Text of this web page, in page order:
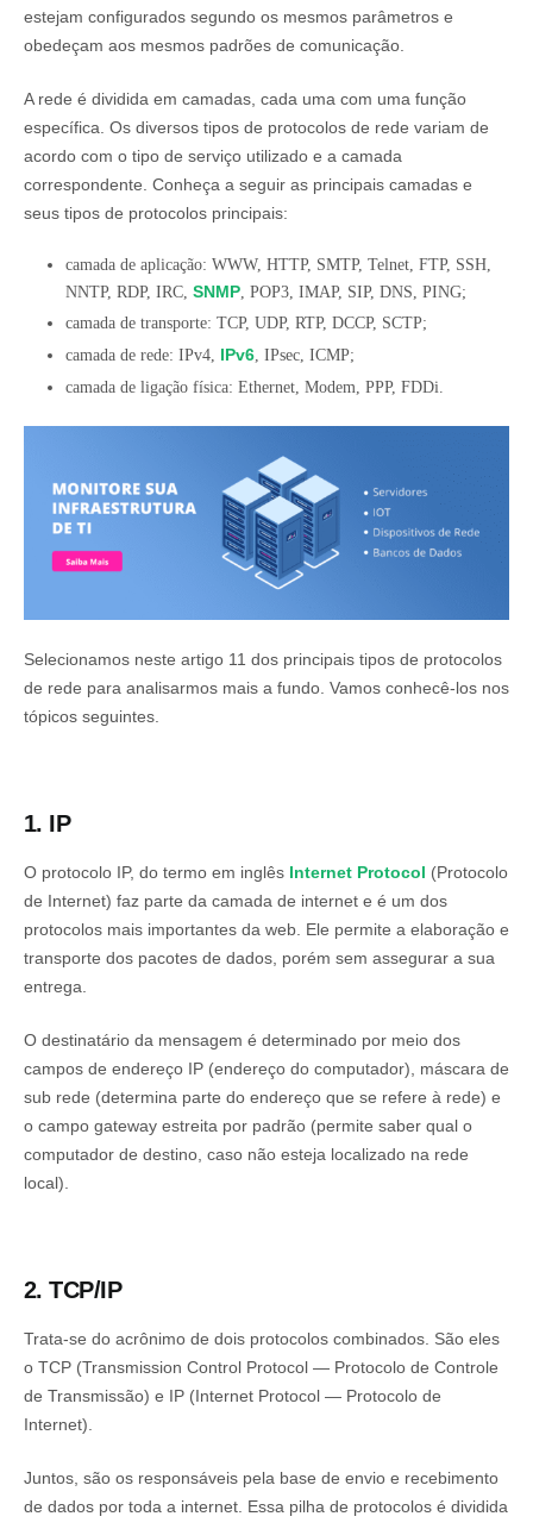
estejam configurados segundo os mesmos parâmetros e
obedeçam aos mesmos padrões de comunicação.
A rede é dividida em camadas, cada uma com uma função
específica. Os diversos tipos de protocolos de rede variam de
acordo com o tipo de serviço utilizado e a camada
correspondente. Conheça a seguir as principais camadas e
seus tipos de protocolos principais:
camada de aplicação: WWW, HTTP, SMTP, Telnet, FTP, SSH,
NNTP, RDP, IRC, SNMP, POP3, IMAP, SIP, DNS, PING;
camada de transporte: TCP, UDP, RTP, DCCP, SCTP;
camada de rede: IPv4, IPv6, IPsec, ICMP;
camada de ligação física: Ethernet, Modem, PPP, FDDi.
Selecionamos neste artigo 11 dos principais tipos de protocolos
de rede para analisarmos mais a fundo. Vamos conhecê-los nos
tópicos seguintes.
1. IP
O protocolo IP, do termo em inglês Internet Protocol (Protocolo
de Internet) faz parte da camada de internet e é um dos
protocolos mais importantes da web. Ele permite a elaboração e
transporte dos pacotes de dados, porém sem assegurar a sua
entrega.
O destinatário da mensagem é determinado por meio dos
campos de endereço IP (endereço do computador), máscara de
sub rede (determina parte do endereço que se refere à rede) e
o campo gateway estreita por padrão (permite saber qual o
computador de destino, caso não esteja localizado na rede
local).
2. TCP/IP
Trata-se do acrônimo de dois protocolos combinados. São eles
o TCP (Transmission Control Protocol — Protocolo de Controle
de Transmissão) e IP (Internet Protocol — Protocolo de
Internet).
Juntos, são os responsáveis pela base de envio e recebimento
de dados por toda a internet. Essa pilha de protocolos é dividida